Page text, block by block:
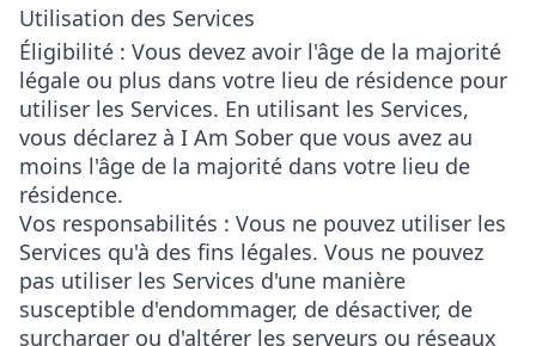
Utilisation des Services
Éligibilité : Vous devez avoir l'âge de la majorité
légale ou plus dans votre lieu de résidence pour
utiliser les Services. En utilisant les Services,
vous déclarez à I Am Sober que vous avez au
moins l'âge de la majorité dans votre lieu de
résidence.
Vos responsabilités : Vous ne pouvez utiliser les
Services qu'à des fins légales. Vous ne pouvez
pas utiliser les Services d'une manière
susceptible d'endommager, de désactiver, de
surcharger ou d'altérer les serveurs ou réseaux